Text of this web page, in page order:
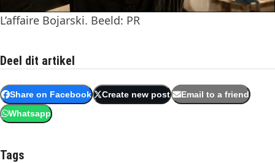
L’affaire Bojarski. Beeld: PR
Deel dit artikel
Share on Facebook Create new post Email to a friend
Whatsapp
Tags